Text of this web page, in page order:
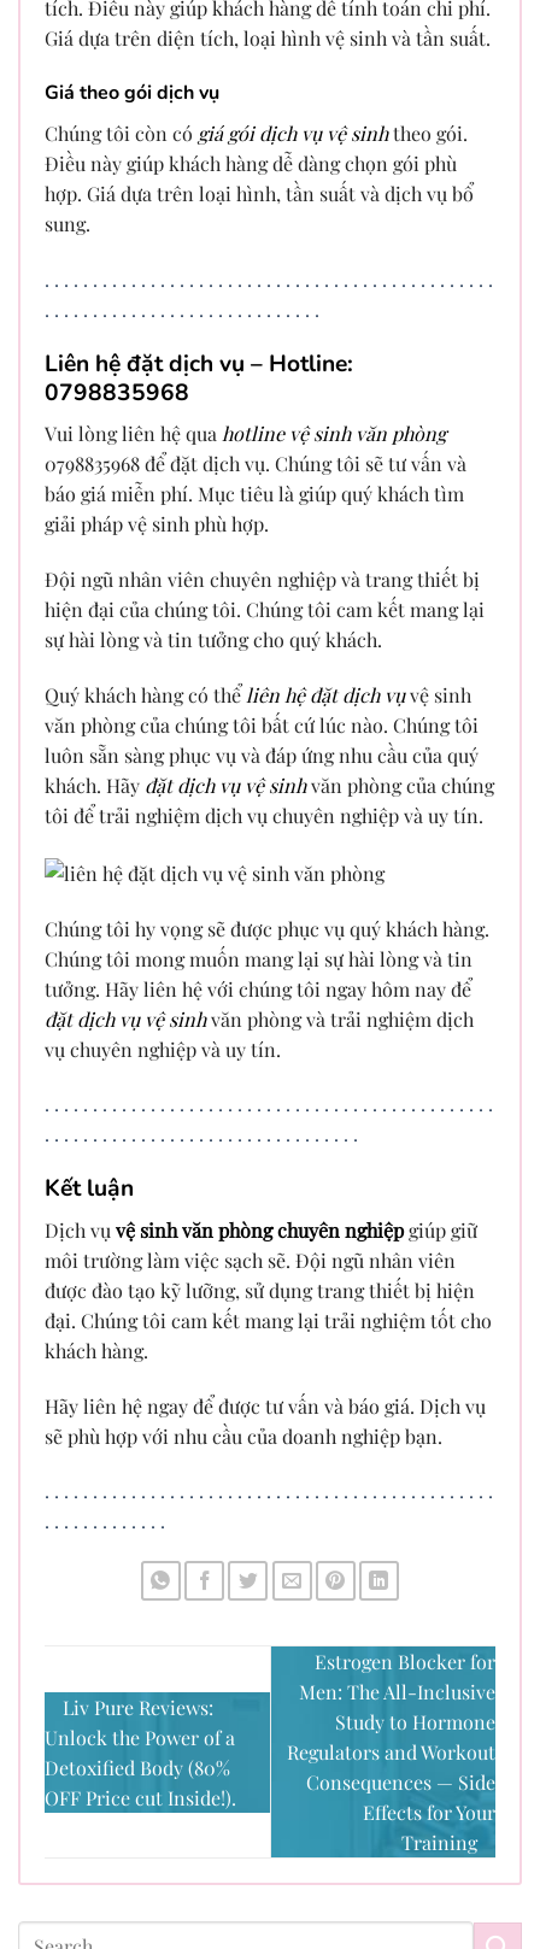
tích. Điều này giúp khách hàng dễ tính toán chi phí.
Giá dựa trên diện tích, loại hình vệ sinh và tần suất.
Giá theo gói dịch vụ
Chúng tôi còn có giá gói dịch vụ vệ sinhtheo gói.
Điều này giúp khách hàng dễ dàng chọn gói phù
hợp. Giá dựa trên loại hình, tần suất và dịch vụ bổ
sung.
. . . . . . . . . . . . . . . . . . . . . . . . . . . . . . . . . . . . . . . . . . . . . . .
. . . . . . . . . . . . . . . . . . . . . . . . . . . . .
Liên hệ đặt dịch vụ – Hotline:
0798835968
Vui lòng liên hệ qua hotline vệ sinh văn phòng
0798835968 để đặt dịch vụ. Chúng tôi sẽ tư vấn và
báo giá miễn phí. Mục tiêu là giúp quý khách tìm
giải pháp vệ sinh phù hợp.
Đội ngũ nhân viên chuyên nghiệp và trang thiết bị
hiện đại của chúng tôi. Chúng tôi cam kết mang lại
sự hài lòng và tin tưởng cho quý khách.
Quý khách hàng có thể liên hệ đặt dịch vụvệ sinh
văn phòng của chúng tôi bất cứ lúc nào. Chúng tôi
luôn sẵn sàng phục vụ và đáp ứng nhu cầu của quý
khách. Hãy đặt dịch vụ vệ sinhvăn phòng của chúng
tôi để trải nghiệm dịch vụ chuyên nghiệp và uy tín.
Chúng tôi hy vọng sẽ được phục vụ quý khách hàng.
Chúng tôi mong muốn mang lại sự hài lòng và tin
tưởng. Hãy liên hệ với chúng tôi ngay hôm nay để
đặt dịch vụ vệ sinhvăn phòng và trải nghiệm dịch
vụ chuyên nghiệp và uy tín.
. . . . . . . . . . . . . . . . . . . . . . . . . . . . . . . . . . . . . . . . . . . . . . .
. . . . . . . . . . . . . . . . . . . . . . . . . . . . . . . . .
Kết luận
Dịch vụ vệ sinh văn phòng chuyên nghiệpgiúp giữ
môi trường làm việc sạch sẽ. Đội ngũ nhân viên
được đào tạo kỹ lưỡng, sử dụng trang thiết bị hiện
đại. Chúng tôi cam kết mang lại trải nghiệm tốt cho
khách hàng.
Hãy liên hệ ngay để được tư vấn và báo giá. Dịch vụ
sẽ phù hợp với nhu cầu của doanh nghiệp bạn.
. . . . . . . . . . . . . . . . . . . . . . . . . . . . . . . . . . . . . . . . . . . . . . .
. . . . . . . . . . . . .
Liv Pure Reviews:
Unlock the Power of a
Detoxified Body (80%
OFF Price cut Inside!).
Estrogen Blocker for
Men: The All-Inclusive
Study to Hormone
Regulators and Workout
Consequences — Side
Effects for Your
Training